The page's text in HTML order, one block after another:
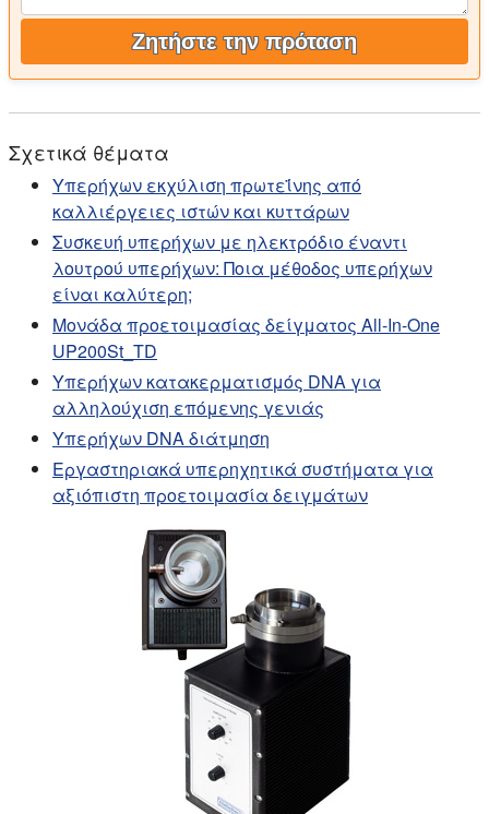
Ζητήστε την πρόταση
Σχετικά θέματα
Υπερήχων εκχύλιση πρωτεΐνης από
καλλιέργειες ιστών και κυττάρων
Συσκευή υπερήχων με ηλεκτρόδιο έναντι
λουτρού υπερήχων: Ποια μέθοδος υπερήχων
είναι καλύτερη;
Μονάδα προετοιμασίας δείγματος All-In-One
UP200St_TD
Υπερήχων κατακερματισμός DNA για
αλληλούχιση επόμενης γενιάς
Υπερήχων DNA διάτμηση
Εργαστηριακά υπερηχητικά συστήματα για
αξιόπιστη προετοιμασία δειγμάτων